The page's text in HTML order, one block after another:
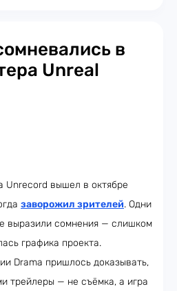
в
Unreal
Unrecord вышел в октябре
заворожил зрителей. Одни
выразили сомнения — слишком
графика проекта.
Drama пришлось доказывать,
трейлеры — не съёмка, а игра